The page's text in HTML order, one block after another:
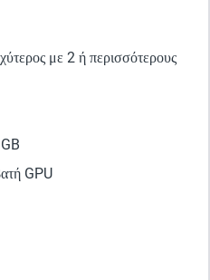
με 2 ή περισσότερους
GPU